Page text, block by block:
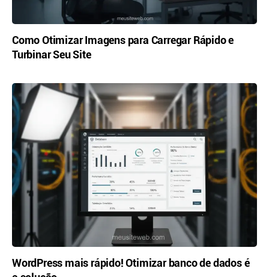
Como Otimizar Imagens para Carregar Rápido e
Turbinar Seu Site
WordPress mais rápido! Otimizar banco de dados é